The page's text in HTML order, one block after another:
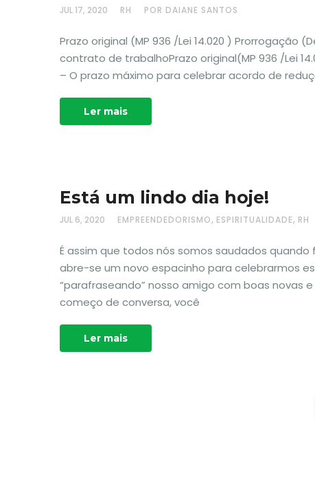
JUL 17, 2020 RH POR DAIANE SANTOS
Prazo original (MP 936 /Lei 14.020 ) Prorrogação
contrato de trabalhoPrazo original(MP 936 /Lei
– O prazo máximo para celebrar acordo de
Ler mais
Está um lindo dia hoje!
JUL 6, 2020 EMPREENDEDORISMO, ESPIRITUALIDADE, RH
É assim que todos nós somos saudados quando
abre-se um novo espacinho para celebrarmos
“parafraseando” nosso amigo com boas novas
começo de conversa, você
Ler mais